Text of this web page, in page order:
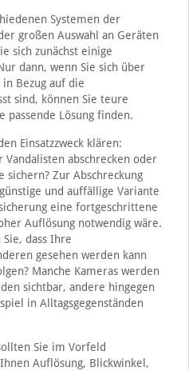
Systemen der
großen Auswahl an Geräten
sich zunächst einige
dann, wenn Sie sich über
Bezug auf die
sind, können Sie teure
passende Lösung finden.
Einsatzzweck klären:
Vandalisten abschrecken oder
Zur Abschreckung
und auffällige Variante
eine fortgeschrittene
Auflösung notwendig wäre.
dass Ihre
gesehen werden kann
Manche Kameras werden
sichtbar, andere hingegen
in Alltagsgegenständen
Sie im Vorfeld
Auflösung, Blickwinkel,